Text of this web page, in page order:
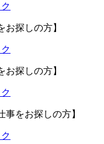
お探しの方】
お探しの方】
事をお探しの方】